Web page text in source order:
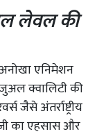
लेवल की
एनिमेशन
क्वालिटी की
जैसे अंतर्राष्ट्रीय
का एहसास और